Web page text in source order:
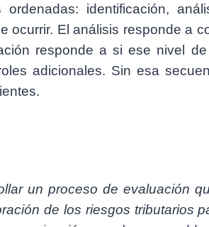
identificación,
ocurrir. El análisis responde a
responde a si ese nivel
adicionales. Sin esa
un proceso de evaluación
de los riesgos tributarios